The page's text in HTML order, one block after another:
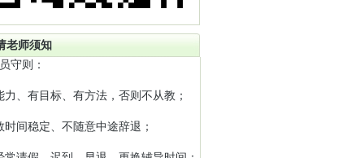
老师须知
守则：
力、有目标、有方法，否则不从教；
时间稳定、不随意中途辞退；